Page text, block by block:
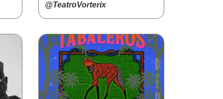
@TeatroVorterix